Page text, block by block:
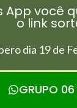
App
o link
dia 19 de
GRUPO 06